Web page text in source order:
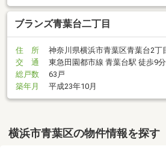
ブランズ青葉台二丁目
住 所
神奈川県横浜市青葉区青葉台2丁
交 通
東急田園都市線 青葉台駅 徒歩9分
総戸数
63戸
築年月
平成23年10月
横浜市青葉区の物件情報を探す